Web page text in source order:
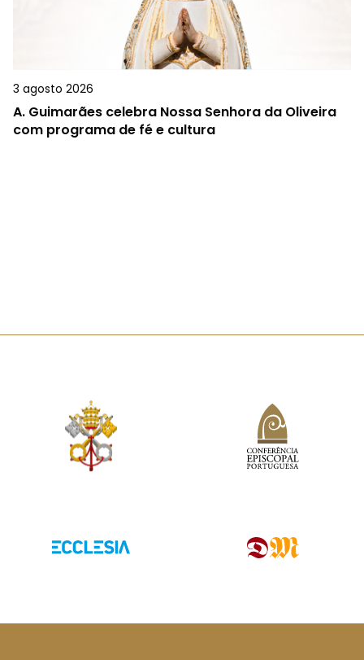
3 agosto 2026
A. Guimarães celebra Nossa Senhora da Oliveira
com programa de fé e cultura